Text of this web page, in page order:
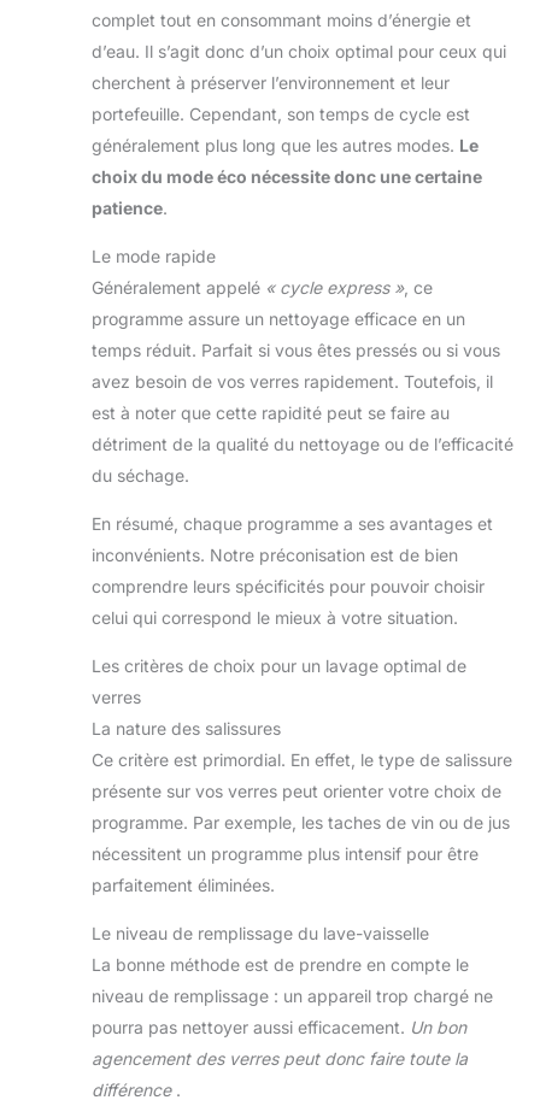
complet tout en consommant moins d’énergie et
d’eau. Il s’agit donc d’un choix optimal pour ceux qui
cherchent à préserver l’environnement et leur
portefeuille. Cependant, son temps de cycle est
généralement plus long que les autres modes. Le
choix du mode éco nécessite donc une certaine
patience.
Le mode rapide
Généralement appelé « cycle express », ce
programme assure un nettoyage efficace en un
temps réduit. Parfait si vous êtes pressés ou si vous
avez besoin de vos verres rapidement. Toutefois, il
est à noter que cette rapidité peut se faire au
détriment de la qualité du nettoyage ou de l’efficacité
du séchage.
En résumé, chaque programme a ses avantages et
inconvénients. Notre préconisation est de bien
comprendre leurs spécificités pour pouvoir choisir
celui qui correspond le mieux à votre situation.
Les critères de choix pour un lavage optimal de
verres
La nature des salissures
Ce critère est primordial. En effet, le type de salissure
présente sur vos verres peut orienter votre choix de
programme. Par exemple, les taches de vin ou de jus
nécessitent un programme plus intensif pour être
parfaitement éliminées.
Le niveau de remplissage du lave-vaisselle
La bonne méthode est de prendre en compte le
niveau de remplissage : un appareil trop chargé ne
pourra pas nettoyer aussi efficacement. Un bon
agencement des verres peut donc faire toute la
différence.